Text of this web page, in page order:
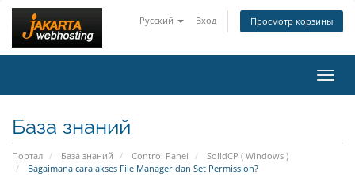
Русский Вход Просмотр корзины
База знаний
Портал База знаний Control Panel
SolidCP ( Windows )
Bagaimana cara akses File Manager dan Set Permission?